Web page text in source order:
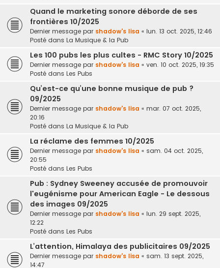
Quand le marketing sonore déborde de ses
frontières 10/2025
Dernier message par shadow's lisa « lun. 13 oct. 2025, 12:46
Posté dans La Musique & la Pub
Les 100 pubs les plus cultes - RMC Story 10/2025
Dernier message par shadow's lisa « ven. 10 oct. 2025, 19:35
Posté dans Les Pubs
Qu’est-ce qu’une bonne musique de pub ?
09/2025
Dernier message par shadow's lisa « mar. 07 oct. 2025,
20:16
Posté dans La Musique & la Pub
La réclame des femmes 10/2025
Dernier message par shadow's lisa « sam. 04 oct. 2025,
20:55
Posté dans Les Pubs
Pub : Sydney Sweeney accusée de promouvoir
l'eugénisme pour American Eagle - Le dessous
des images 09/2025
Dernier message par shadow's lisa « lun. 29 sept. 2025,
12:22
Posté dans Les Pubs
L’attention, Himalaya des publicitaires 09/2025
Dernier message par shadow's lisa « sam. 13 sept. 2025,
14:47